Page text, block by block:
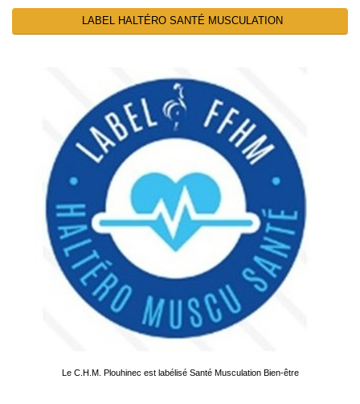
LABEL HALTÉRO SANTÉ MUSCULATION
Le C.H.M. Plouhinec est labélisé Santé Musculation Bien-être